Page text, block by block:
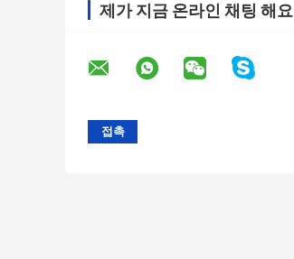
제가 지금 온라인 채팅 해요